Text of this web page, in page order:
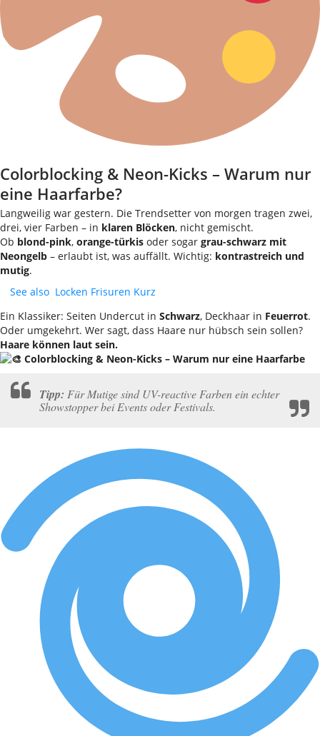
Colorblocking & Neon-Kicks – Warum nur
eine Haarfarbe?
Langweilig war gestern. Die Trendsetter von morgen tragen zwei,
drei, vier Farben – in klaren Blöcken, nicht gemischt.
Ob blond-pink, orange-türkis oder sogar grau-schwarz mit
Neongelb – erlaubt ist, was auffällt. Wichtig: kontrastreich und
mutig.
See also Locken Frisuren Kurz
Ein Klassiker: Seiten Undercut in Schwarz, Deckhaar in Feuerrot.
Oder umgekehrt. Wer sagt, dass Haare nur hübsch sein sollen?
Haare können laut sein.
Tipp: Für Mutige sind UV-reactive Farben ein echter
Showstopper bei Events oder Festivals.